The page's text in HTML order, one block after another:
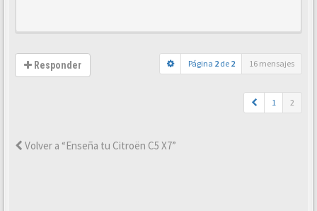
Responder Página 2 de 2 16 mensajes
1 2
Volver a “Enseña tu Citroën C5 X7”